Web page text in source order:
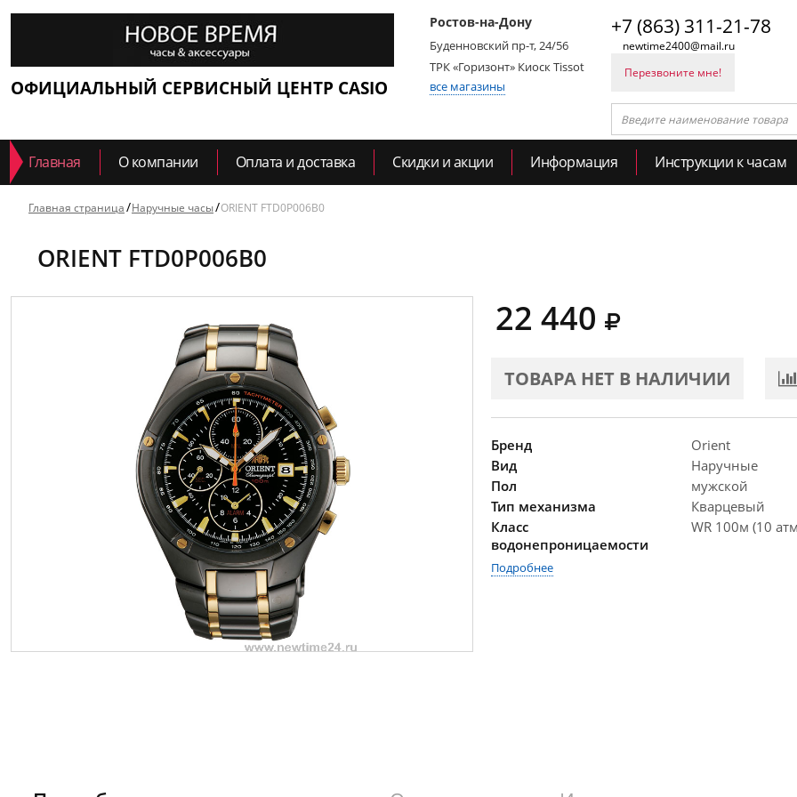
ОФИЦИАЛЬНЫЙ СЕРВИСНЫЙ ЦЕНТР CASIO
Ростов-на-Дону
Буденновский пр-т, 24/56
ТРК «Горизонт» Киоск Tissot
все магазины
+7 (863) 311-21-78
newtime2400@mail.ru
Перезвоните мне!
Главная О компании Оплата и доставка Скидки и акции Информация Инструкции к часам
Главная страница Наручные часы ORIENT FTD0P006B0
ORIENT FTD0P006B0
22 440
ТОВАРА НЕТ В НАЛИЧИИ
Бренд
Orient
Вид
Наручные
Пол
мужской
Тип механизма
Кварцевый
Класс
водонепроницаемости
WR 100м (10
Подробнее